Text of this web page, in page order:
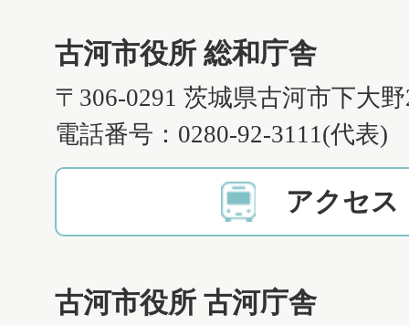
古河市役所 総和庁舎
〒306-0291 茨城県古河市下大
電話番号：0280-92-3111(代表)
アクセス
古河市役所 古河庁舎